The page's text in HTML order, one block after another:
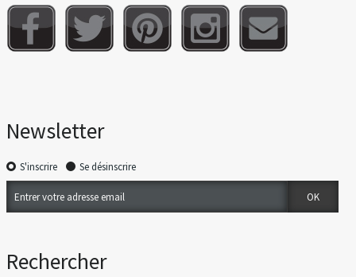
Newsletter
S'inscrire Se désinscrire
Rechercher